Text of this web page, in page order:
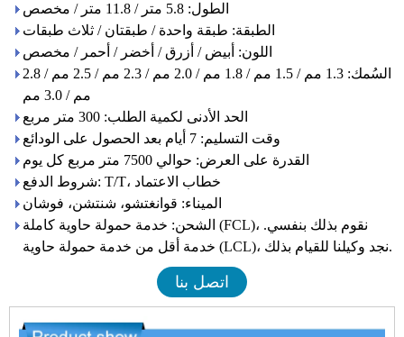
الطول: 5.8 متر / 11.8 متر / مخصص
الطبقة: طبقة واحدة / طبقتان / ثلاث طبقات
اللون: أبيض / أزرق / أخضر / أحمر / مخصص
السُمك: 1.3 مم / 1.5 مم / 1.8 مم / 2.0 مم / 2.3 مم / 2.5 مم / 2.8
مم / 3.0 مم
الحد الأدنى لكمية الطلب: 300 متر مربع
وقت التسليم: 7 أيام بعد الحصول على الودائع
القدرة على العرض: حوالي 7500 متر مربع كل يوم
شروط الدفع: T/T، خطاب الاعتماد
الميناء: قوانغتشو، شنتشن، فوشان
الشحن: خدمة حمولة حاوية كاملة (FCL)، نقوم بذلك بنفسي.
خدمة أقل من خدمة حمولة حاوية (LCL)، نجد وكيلنا للقيام بذلك.
اتصل بنا